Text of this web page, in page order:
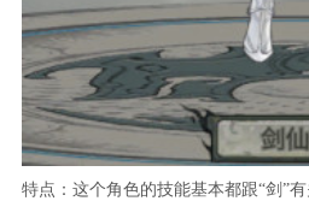
特点：这个角色的技能基本都跟“剑”